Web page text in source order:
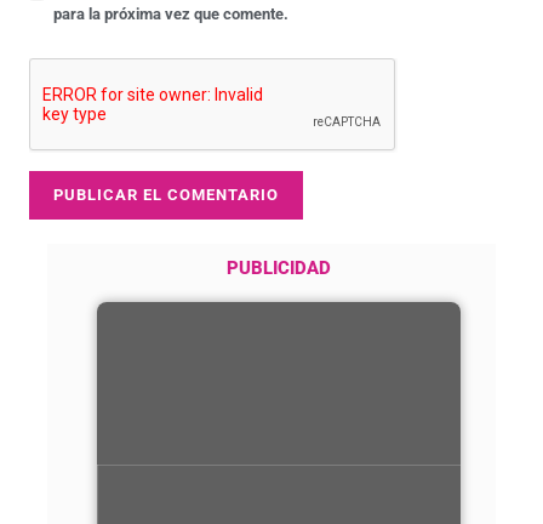
para la próxima vez que comente.
PUBLICIDAD